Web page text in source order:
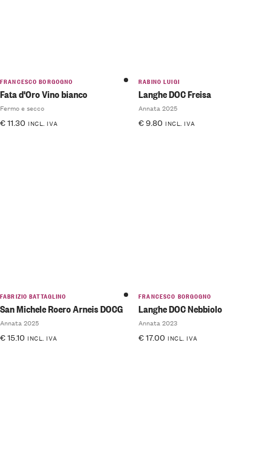
FRANCESCO BORGOGNO
Fata d'Oro Vino bianco
Fermo e secco
€11.30 INCL. IVA
RABINO LUIGI
Langhe DOC Freisa
Annata 2025
€9.80 INCL. IVA
FABRIZIO BATTAGLINO
San Michele Roero Arneis DOCG
Annata 2025
€15.10 INCL. IVA
FRANCESCO BORGOGNO
Langhe DOC Nebbiolo
Annata 2023
€17.00 INCL. IVA